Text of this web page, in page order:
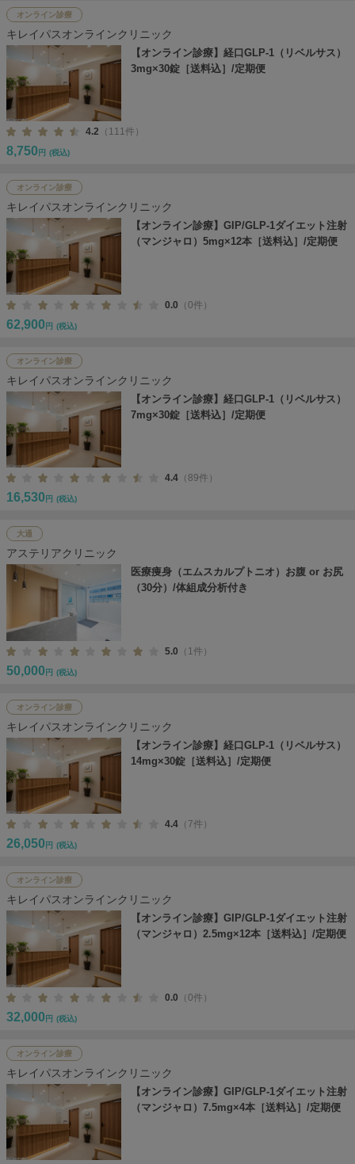
オンライン診療
キレイパスオンラインクリニック
【オンライン診療】経口GLP-1（リベルサス）
3mg×30錠［送料込］/定期便
4.2 （111件）
8,750 円 (税込)
オンライン診療
キレイパスオンラインクリニック
【オンライン診療】GIP/GLP-1ダイエット注射
（マンジャロ）5mg×12本［送料込］/定期便
0.0 （0件）
62,900 円 (税込)
オンライン診療
キレイパスオンラインクリニック
【オンライン診療】経口GLP-1（リベルサス）
7mg×30錠［送料込］/定期便
4.4 （89件）
16,530 円 (税込)
大通
アステリアクリニック
医療痩身（エムスカルプトニオ）お腹 or お尻
（30分）/体組成分析付き
5.0 （1件）
50,000 円 (税込)
オンライン診療
キレイパスオンラインクリニック
【オンライン診療】経口GLP-1（リベルサス）
14mg×30錠［送料込］/定期便
4.4 （7件）
26,050 円 (税込)
オンライン診療
キレイパスオンラインクリニック
【オンライン診療】GIP/GLP-1ダイエット注射
（マンジャロ）2.5mg×12本［送料込］/定期便
0.0 （0件）
32,000 円 (税込)
オンライン診療
キレイパスオンラインクリニック
【オンライン診療】GIP/GLP-1ダイエット注射
（マンジャロ）7.5mg×4本［送料込］/定期便